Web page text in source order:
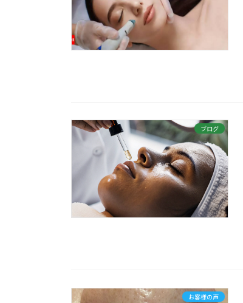
ブログ
お客様の声